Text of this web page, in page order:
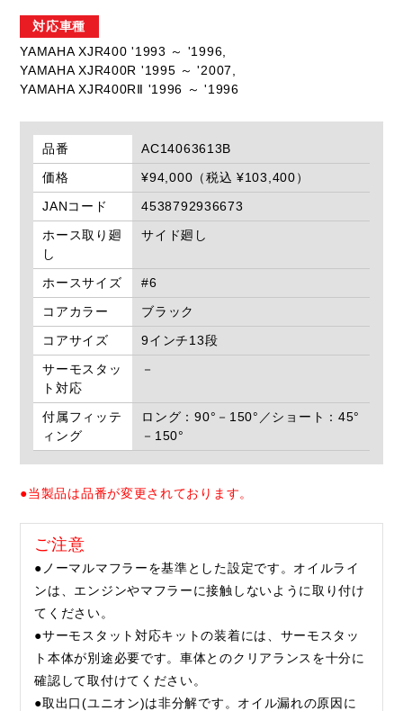
対応車種
YAMAHA XJR400 '1993 ～ '1996,
YAMAHA XJR400R '1995 ～ '2007,
YAMAHA XJR400RⅡ '1996 ～ '1996
品番
AC14063613B
価格
¥94,000（税込 ¥103,400）
JANコード
4538792936673
ホース取り廻
し
サイド廻し
ホースサイズ
#6
コアカラー
ブラック
コアサイズ
9インチ13段
サーモスタッ
ト対応
－
付属フィッテ
ィング
ロング：90°－150°／ショート：45°
－150°
●当製品は品番が変更されております。
ご注意
●ノーマルマフラーを基準とした設定です。オイルライ
ンは、エンジンやマフラーに接触しないように取り付け
てください。
●サーモスタット対応キットの装着には、サーモスタッ
ト本体が別途必要です。車体とのクリアランスを十分に
確認して取付けてください。
●取出口(ユニオン)は非分解です。オイル漏れの原因に